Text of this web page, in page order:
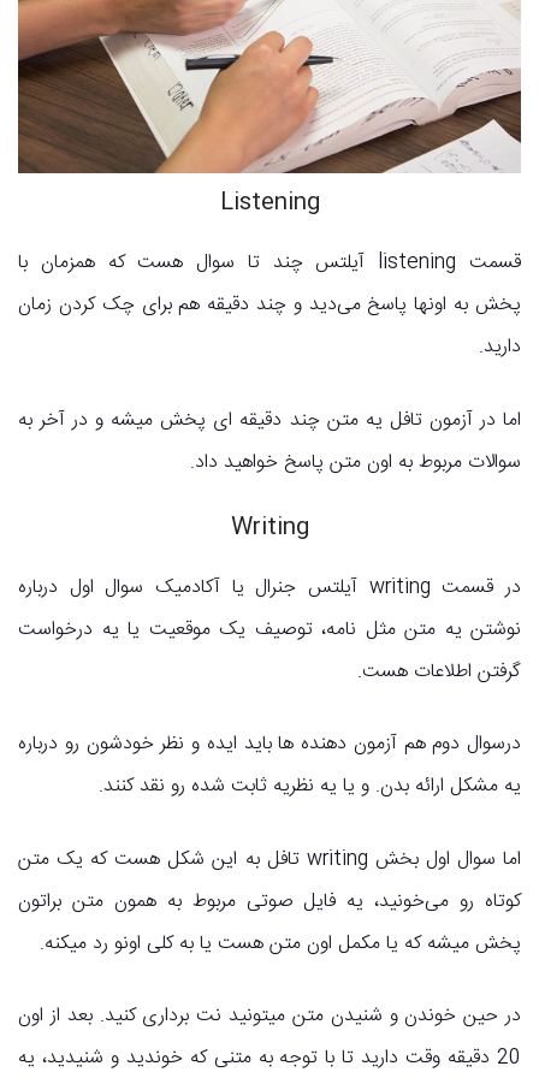
Listening
قسمت listening آیلتس چند تا سوال هست که همزمان با
پخش به اونها پاسخ می‌دید و چند دقیقه هم برای چک کردن زمان
دارید.
اما در آزمون تافل یه متن چند دقیقه ای پخش میشه و در آخر به
سوالات مربوط به اون متن پاسخ خواهید داد.
Writing
در قسمت writing آیلتس جنرال یا آکادمیک سوال اول درباره
نوشتن یه متن مثل نامه، توصیف یک موقعیت یا یه درخواست
گرفتن اطلاعات هست.
درسوال دوم هم آزمون دهنده ها باید ایده و نظر خودشون رو درباره
یه مشکل ارائه بدن. و یا یه نظریه ثابت شده رو نقد کنند.
اما سوال اول بخش writing تافل به این شکل هست که یک متن
کوتاه رو می‌خونید، یه فایل صوتی مربوط به همون متن براتون
پخش میشه که یا مکمل اون متن هست یا به کلی اونو رد میکنه.
در حین خوندن و شنیدن متن میتونید نت برداری کنید. بعد از اون
20 دقیقه وقت دارید تا با توجه به متنی که خوندید و شنیدید، یه